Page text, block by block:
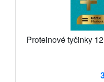
Proteinové tyčinky